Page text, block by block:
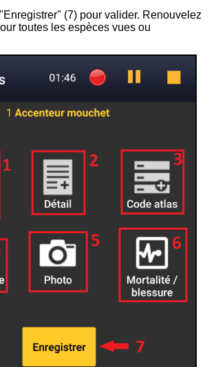
(7) pour valider. Renouvelez
toutes les espèces vues ou